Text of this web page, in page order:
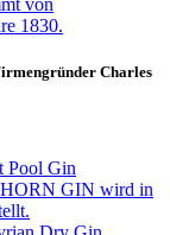
Charles
Pool Gin
GIN wird in